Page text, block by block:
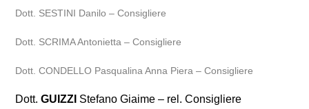
Dott. SESTINI Danilo – Consigliere
Dott. SCRIMA Antonietta – Consigliere
Dott. CONDELLO Pasqualina Anna Piera – Consigliere
Dott.GUIZZI Stefano Giaime – rel. Consigliere